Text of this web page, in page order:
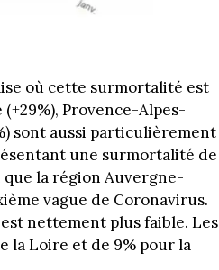
où cette surmortalité est
Provence-Alpes-
sont aussi particulièrement
une surmortalité de
la région Auvergne-
vague de Coronavirus.
nettement plus faible. Les
la Loire et de 9% pour la